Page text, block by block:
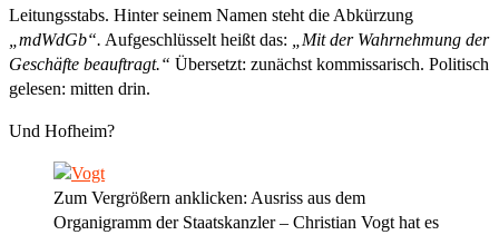
Leitungsstabs. Hinter seinem Namen steht die Abkürzung
„mdWdGb“. Aufgeschlüsselt heißt das:
„Mit der Wahrnehmung der
Geschäfte beauftragt.“ Übersetzt: zunächst kommissarisch. Politisch
gelesen: mitten drin.
Und Hofheim?
Zum Vergrößern anklicken: Ausriss aus dem
Organigramm der Staatskanzler – Christian Vogt hat es